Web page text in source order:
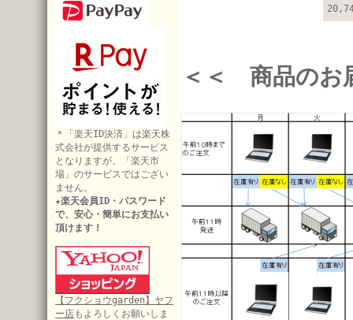
＊「楽天ID決済」は楽天株
式会社が提供するサービス
となりますが、「楽天市
場」のサービスではござい
ません。
★楽天会員ID・パスワード
で、安心・簡単にお支払い
頂けます！
【フクショウgarden】ヤフ
ー店もよろしくお願いしま
＜＜ 商品のお